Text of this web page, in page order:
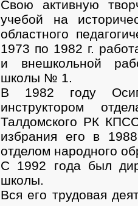
Свою активную
учебой на
областного
1973 по 1982 г.
и внешкольной
школы № 1.
В 1982 году
инструктором
Талдомского РК
избрания его в
отделом народного
С 1992 года был
школы.
Вся его трудовая